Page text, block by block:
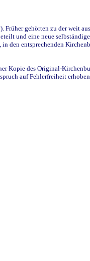
gehörten zu der weit
und eine neue
entsprechenden
Kopie des Original-
auf Fehlerfreiheit erhoben.